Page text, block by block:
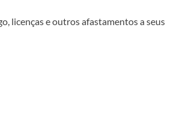
licenças e outros afastamentos a seus